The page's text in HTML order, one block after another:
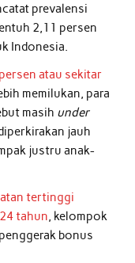
prevalensi
2,11 persen
Indonesia.
atau sekitar
memilukan, para
masih under
jauh
justru anak-
tertinggi
tahun, kelompok
bonus